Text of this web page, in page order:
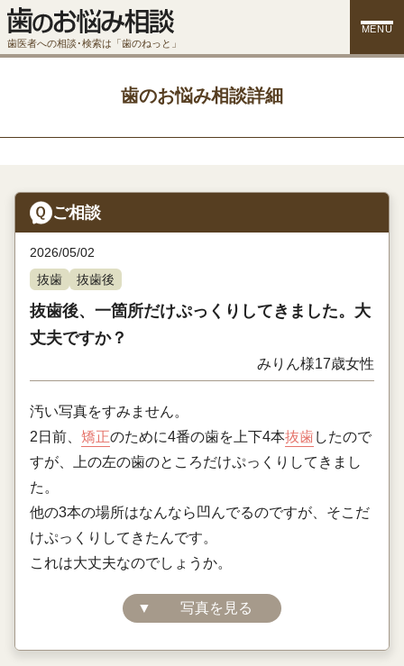
歯医者への相談･検索は「歯のねっと」
MENU
歯のお悩み相談詳細
ご相談
2026/05/02
抜歯
抜歯後
抜歯後、一箇所だけぷっくりしてきました。大
丈夫ですか？
みりん様17歳女性
汚い写真をすみません。
2日前、 矯正のために4番の歯を上下4本抜歯 したので
すが、上の左の歯のところだけぷっくりしてきまし
た。
他の3本の場所はなんなら凹んでるのですが、そこだ
けぷっくりしてきたんです。
これは大丈夫なのでしょうか。
▼ 写真を見る